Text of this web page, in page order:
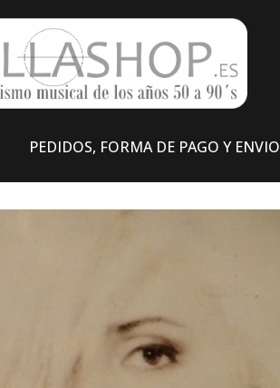
PEDIDOS, FORMA DE PAGO Y ENVIO